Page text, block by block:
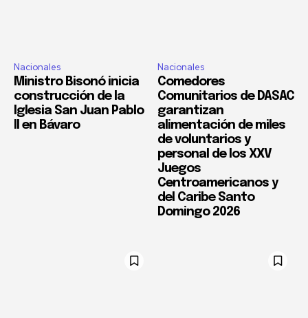
Nacionales
Ministro Bisonó inicia
construcción de la
Iglesia San Juan Pablo
II en Bávaro
Nacionales
Comedores
Comunitarios de DASAC
garantizan
alimentación de miles
de voluntarios y
personal de los XXV
Juegos
Centroamericanos y
del Caribe Santo
Domingo 2026